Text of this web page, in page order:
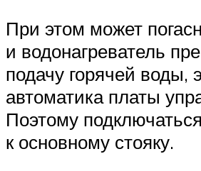
При этом может
и водонагреватель
подачу горячей воды,
автоматика платы
Поэтому
к основному стояку.